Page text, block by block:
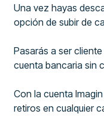
Una vez hayas
opción de subir de
Pasarás a ser
cuenta bancaria sin
Con la cuenta
retiros en cualquier